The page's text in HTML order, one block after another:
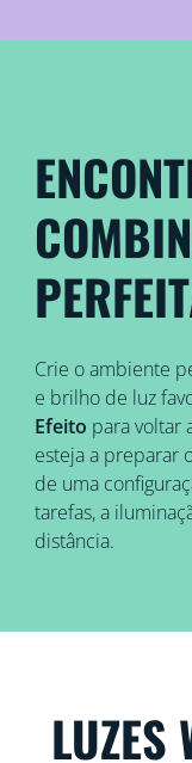
Crie o ambiente
e brilho de luz
Efeito para voltar
esteja a preparar
de uma
tarefas, a
distância.
LUZES